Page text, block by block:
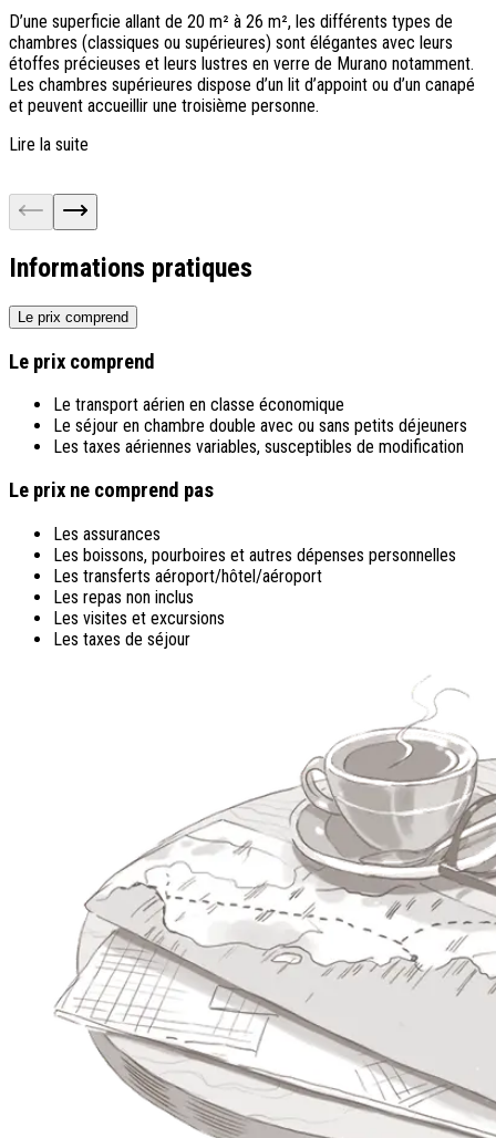
D’une superficie allant de 20 m² à 26 m², les différents types de
chambres (classiques ou supérieures) sont élégantes avec leurs
étoffes précieuses et leurs lustres en verre de Murano notamment.
Les chambres supérieures dispose d’un lit d’appoint ou d’un canapé
et peuvent accueillir une troisième personne.
Lire la suite
Informations pratiques
Le prix comprend
Le prix comprend
Le transport aérien en classe économique
Le séjour en chambre double avec ou sans petits déjeuners
Les taxes aériennes variables, susceptibles de modification
Le prix ne comprend pas
Les assurances
Les boissons, pourboires et autres dépenses personnelles
Les transferts aéroport/hôtel/aéroport
Les repas non inclus
Les visites et excursions
Les taxes de séjour